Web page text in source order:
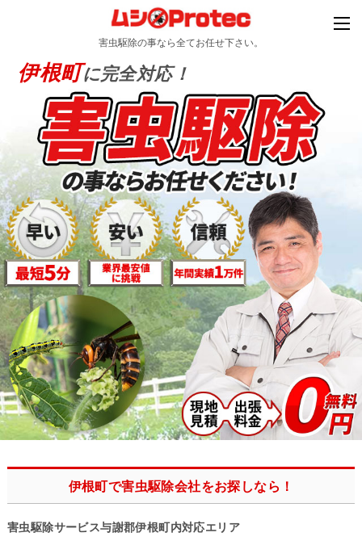
害虫駆除の事なら全てお任せ下さい。
伊根町に完全対応！
伊根町で害虫駆除会社をお探しなら！
害虫駆除サービス与謝郡伊根町内対応エリア